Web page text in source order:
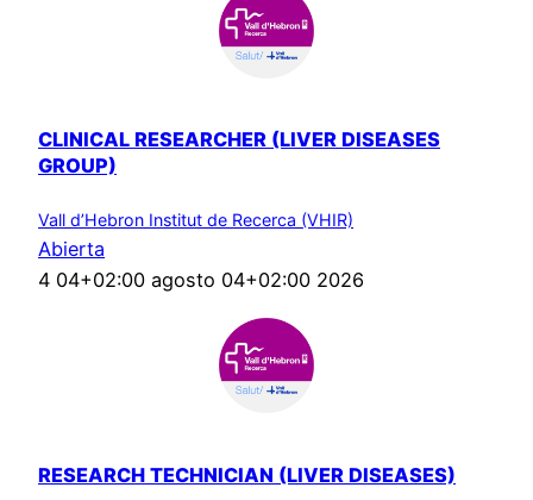
CLINICAL RESEARCHER (LIVER DISEASES
GROUP)
Vall d’Hebron Institut de Recerca (VHIR)
Abierta
4 04+02:00 agosto 04+02:00 2026
RESEARCH TECHNICIAN (LIVER DISEASES)